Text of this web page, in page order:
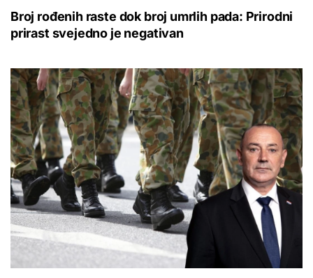
Broj rođenih raste dok broj umrlih pada: Prirodni
prirast svejedno je negativan